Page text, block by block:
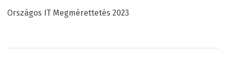
Országos IT Megmérettetés 2023